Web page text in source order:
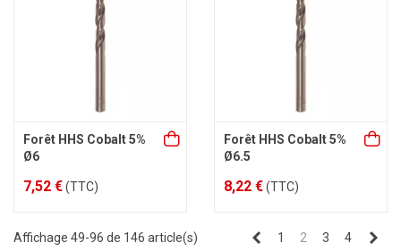
Forêt HHS Cobalt 5%
Ø6
7,52 €(TTC)
Forêt HHS Cobalt 5%
Ø6.5
8,22 €(TTC)
Affichage 49-96 de 146 article(s) Précédent
1 2 3 4